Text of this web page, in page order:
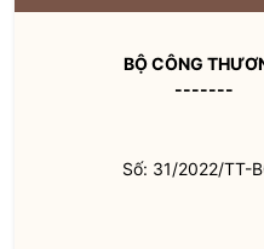
BỘ CÔNG
-------
Số: 31/2022/TT-